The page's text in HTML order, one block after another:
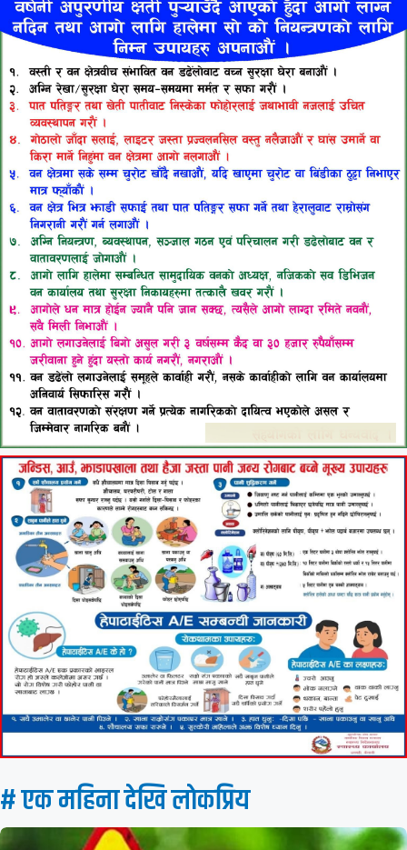
# एक महिना देखि लाेकप्रिय